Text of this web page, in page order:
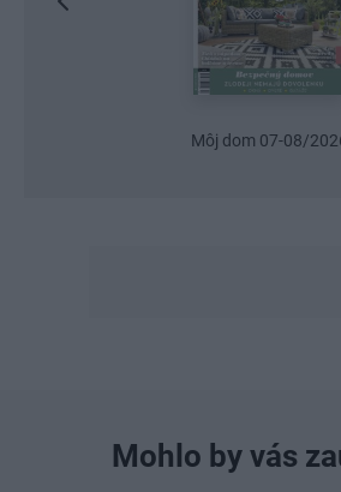
Môj dom 07-08/
Mohlo by vás